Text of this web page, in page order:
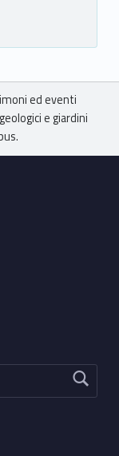
ed eventi
e giardini